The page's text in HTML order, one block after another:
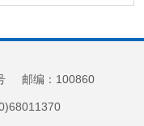
邮编：100860